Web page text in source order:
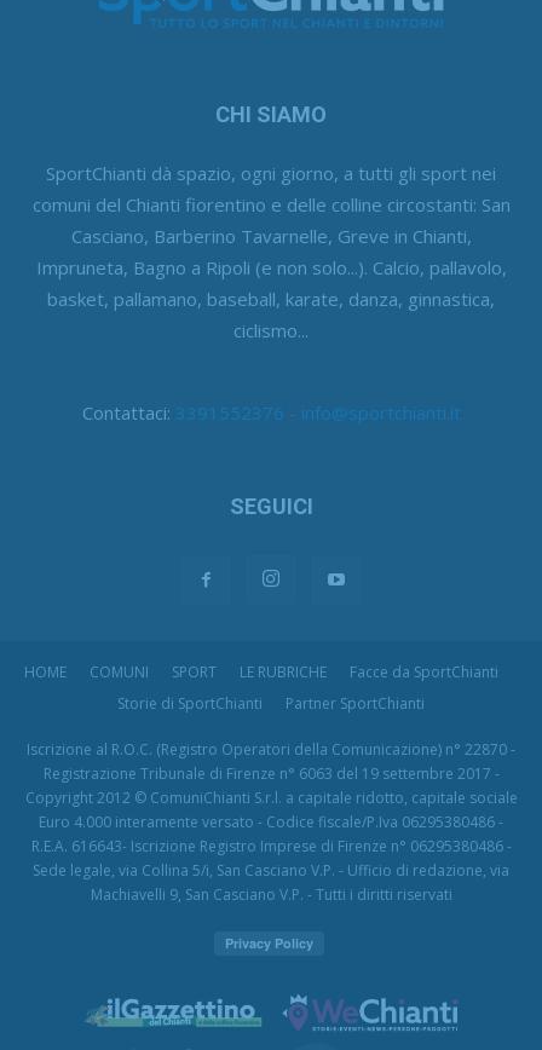
CHI SIAMO
SportChianti dà spazio, ogni giorno, a tutti gli sport nei
comuni del Chianti fiorentino e delle colline circostanti: San
Casciano, Barberino Tavarnelle, Greve in Chianti,
Impruneta, Bagno a Ripoli (e non solo...). Calcio, pallavolo,
basket, pallamano, baseball, karate, danza, ginnastica,
ciclismo...
Contattaci: 3391552376 - info@sportchianti.it
SEGUICI
HOME COMUNI SPORT LE RUBRICHE
Facce da SportChianti
Storie di SportChianti
Partner SportChianti
Iscrizione al R.O.C. (Registro Operatori della Comunicazione) n° 22870 -
Registrazione Tribunale di Firenze n° 6063 del 19 settembre 2017 -
Copyright 2012 © ComuniChianti S.r.l. a capitale ridotto, capitale sociale
Euro 4.000 interamente versato - Codice fiscale/P.Iva 06295380486 -
R.E.A. 616643- Iscrizione Registro Imprese di Firenze n° 06295380486 -
Sede legale, via Collina 5/i, San Casciano V.P. - Ufficio di redazione, via
Machiavelli 9, San Casciano V.P. - Tutti i diritti riservati